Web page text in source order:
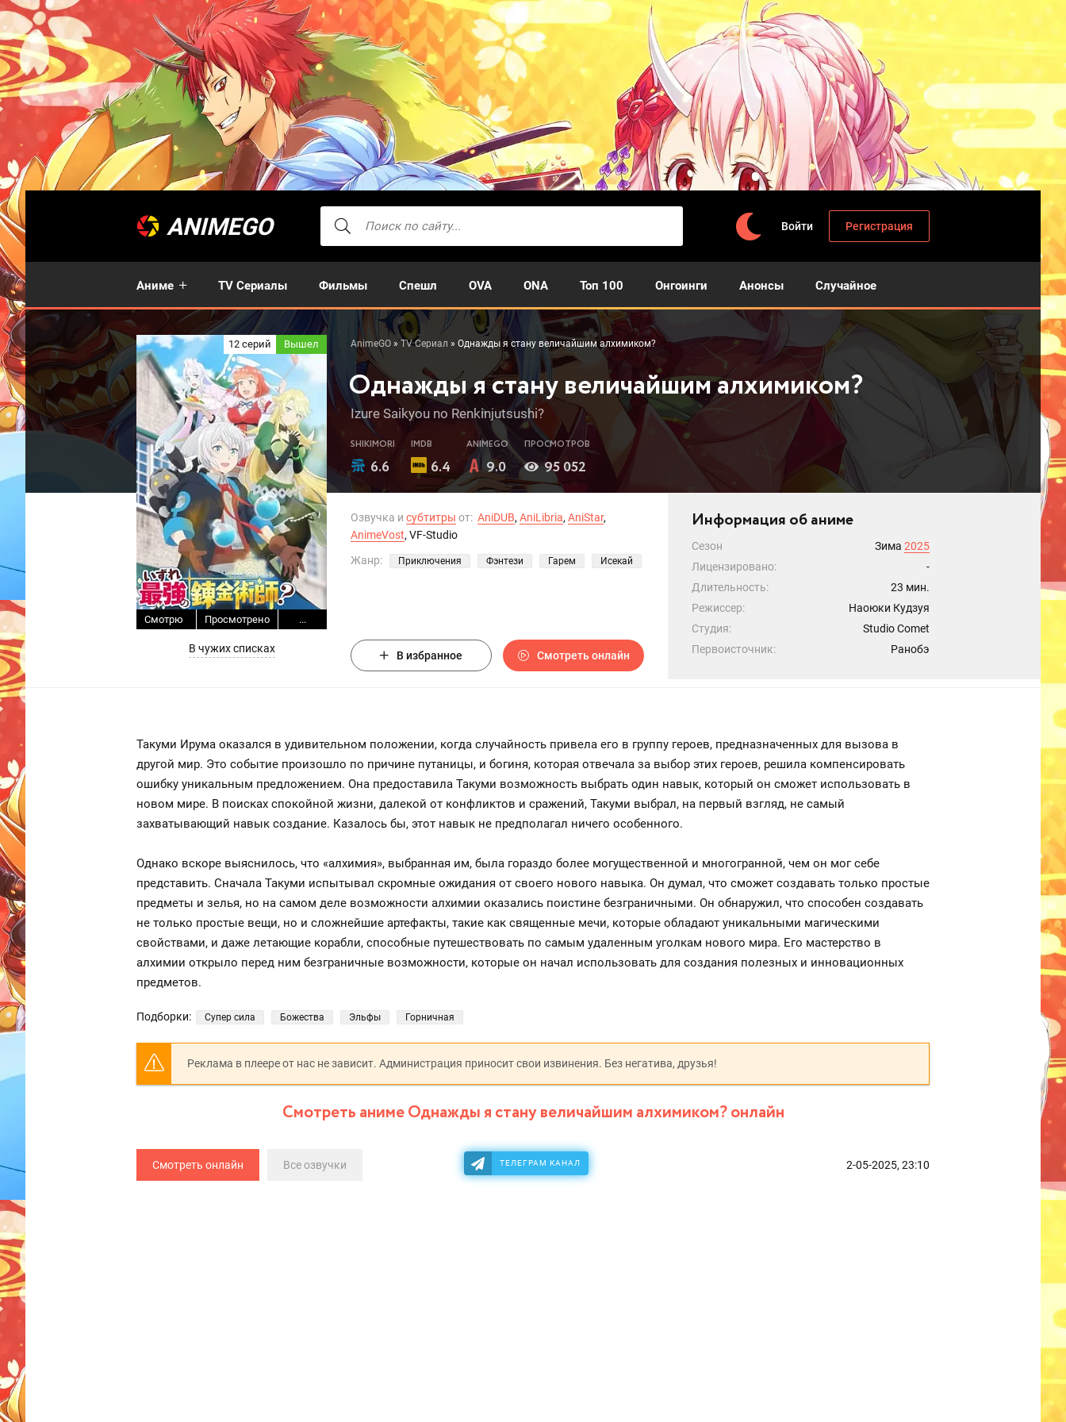
ANIMEGO Войти Регистрация
Аниме TV Сериалы Фильмы Спешл OVA ONA Топ 100 Онгоинги Анонсы Случайное
AnimeGO »TV Сериал » Однажды я стану величайшим алхимиком?
Однажды я стану величайшим алхимиком?
12 серий Вышел
Смотрю Просмотрено ...
В чужих списках
Izure Saikyou no Renkinjutsushi?
SHIKIMORI
6.6
IMDB
6.4
ANIMEGO
9.0
ПРОСМОТРОВ
95 052
Озвучка и субтитры от: AniDUB, AniLibria, AniStar,
AnimeVost, VF-Studio
Жанр:
Приключения Фэнтези Гарем Исекай
В избранное Смотреть онлайн
Информация об аниме
Сезон Зима 2025
Лицензировано:
-
Длительность:
23 мин.
Режиссер:
Наоюки Кудзуя
Студия:
Studio Comet
Первоисточник:
Ранобэ
Такуми Ирума оказался в удивительном положении, когда случайность привела его в группу героев, предназначенных для вызова в
другой мир. Это событие произошло по причине путаницы, и богиня, которая отвечала за выбор этих героев, решила компенсировать
ошибку уникальным предложением. Она предоставила Такуми возможность выбрать один навык, который он сможет использовать в
новом мире. В поисках спокойной жизни, далекой от конфликтов и сражений, Такуми выбрал, на первый взгляд, не самый
захватывающий навык создание. Казалось бы, этот навык не предполагал ничего особенного.
Однако вскоре выяснилось, что «алхимия», выбранная им, была гораздо более могущественной и многогранной, чем он мог себе
представить. Сначала Такуми испытывал скромные ожидания от своего нового навыка. Он думал, что сможет создавать только простые
предметы и зелья, но на самом деле возможности алхимии оказались поистине безграничными. Он обнаружил, что способен создавать
не только простые вещи, но и сложнейшие артефакты, такие как священные мечи, которые обладают уникальными магическими
свойствами, и даже летающие корабли, способные путешествовать по самым удаленным уголкам нового мира. Его мастерство в
алхимии открыло перед ним безграничные возможности, которые он начал использовать для создания полезных и инновационных
предметов.
Подборки: Супер сила Божества Эльфы Горничная
Реклама в плеере от нас не зависит. Администрация приносит свои извинения. Без негатива, друзья!
Смотреть аниме Однажды я стану величайшим алхимиком? онлайн
Смотреть онлайн Все озвучки 2-05-2025, 23:10
ТЕЛЕГРАМ КАНАЛ